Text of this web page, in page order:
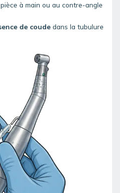
à main ou au contre-angle
de coude dans la tubulure